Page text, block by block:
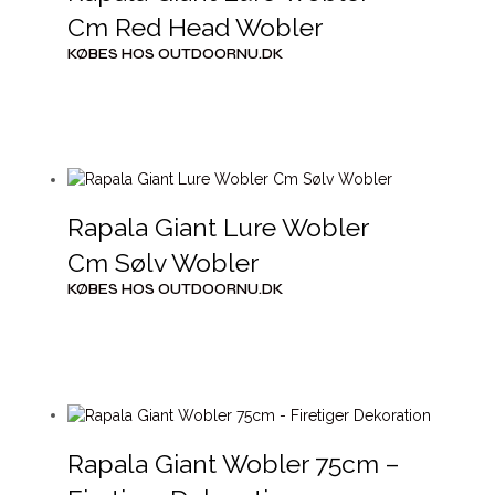
Cm Red Head Wobler
KØBES HOS OUTDOORNU.DK
Rapala Giant Lure Wobler
Cm Sølv Wobler
KØBES HOS OUTDOORNU.DK
Rapala Giant Wobler 75cm –